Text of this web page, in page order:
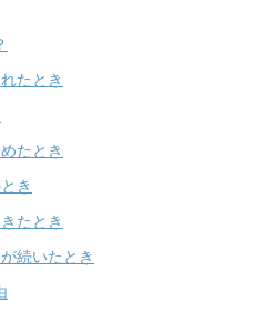
たとき
たとき
き
たとき
続いたとき